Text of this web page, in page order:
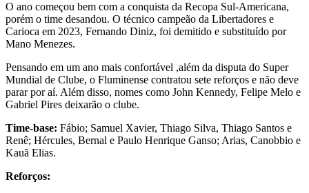
O ano começou bem com a conquista da Recopa Sul-Americana,
porém o time desandou. O técnico campeão da Libertadores e
Carioca em 2023, Fernando Diniz, foi demitido e substituído por
Mano Menezes.
Pensando em um ano mais confortável ,além da disputa do Super
Mundial de Clube, o Fluminense contratou sete reforços e não deve
parar por aí. Além disso, nomes como John Kennedy, Felipe Melo e
Gabriel Pires deixarão o clube.
Time-base: Fábio; Samuel Xavier, Thiago Silva, Thiago Santos e
Renê; Hércules, Bernal e Paulo Henrique Ganso; Arias, Canobbio e
Kauã Elias.
Reforços: